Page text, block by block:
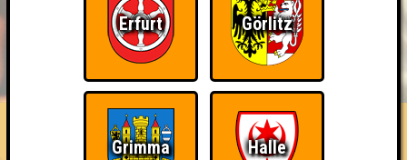
HIGHSCORE RESERVIERUNG
ÜBER UNS
Eindeutiger Sieg
Erfurt Görlitz
Grimma Halle